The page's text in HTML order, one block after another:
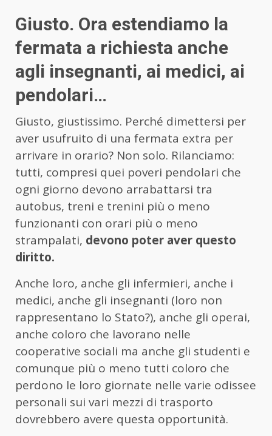
Giusto. Ora estendiamo la
fermata a richiesta anche
agli insegnanti, ai medici, ai
pendolari…
Giusto, giustissimo. Perché dimettersi per
aver usufruito di una fermata extra per
arrivare in orario? Non solo. Rilanciamo:
tutti, compresi quei poveri pendolari che
ogni giorno devono arrabattarsi tra
autobus, treni e trenini più o meno
funzionanti con orari più o meno
strampalati, devono poter aver questo
diritto.
Anche loro, anche gli infermieri, anche i
medici, anche gli insegnanti (loro non
rappresentano lo Stato?), anche gli operai,
anche coloro che lavorano nelle
cooperative sociali ma anche gli studenti e
comunque più o meno tutti coloro che
perdono le loro giornate nelle varie odissee
personali sui vari mezzi di trasporto
dovrebbero avere questa opportunità.